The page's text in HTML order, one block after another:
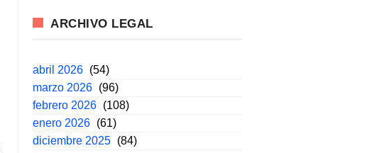
ARCHIVO LEGAL
abril 2026 (54)
marzo 2026 (96)
febrero 2026 (108)
enero 2026 (61)
diciembre 2025 (84)